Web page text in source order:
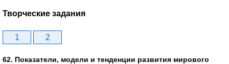
Творческие задания
1 2
62. Показатели, модели и тенденции развития мирового